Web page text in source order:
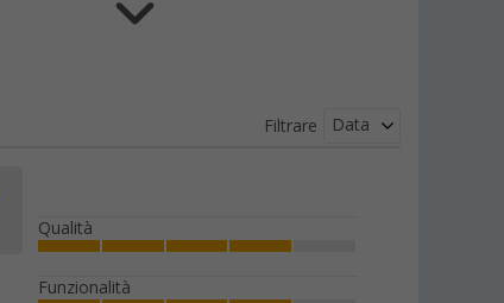
Filtrare Data
Qualità
Funzionalità